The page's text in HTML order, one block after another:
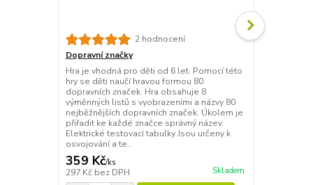
2 hodnocení
Dopravní značky
Hra je vhodná pro děti od 6 let. Pomocí této
hry se děti naučí hravou formou 80
dopravních značek. Hra obsahuje 8
výměnných listů s vyobrazeními a názvy 80
nejběžnějších dopravních značek. Úkolem je
přiřadit ke každé značce správný název.
Elektrické testovací tabulky Jsou určeny k
osvojování a te...
359 Kč/ks
297 Kč bez DPH Skladem